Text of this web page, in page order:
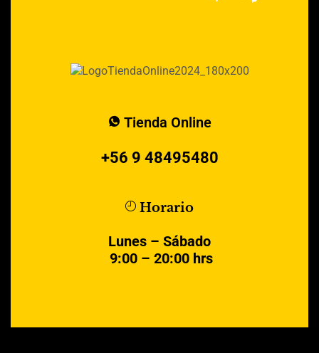
Tienda Online
+56 9 48495480
Horario
Lunes – Sábado
9:00 – 20:00 hrs